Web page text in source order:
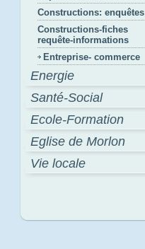
Constructions: enquêtes
Constructions-fiches
requête-informations
Entreprise- commerce
Energie
Santé-Social
Ecole-Formation
Eglise de Morlon
Vie locale